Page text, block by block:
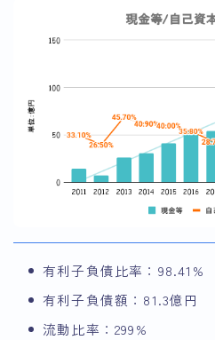
有利子負債比率：98.41%
有利子負債額：81.3億円
流動比率：299%